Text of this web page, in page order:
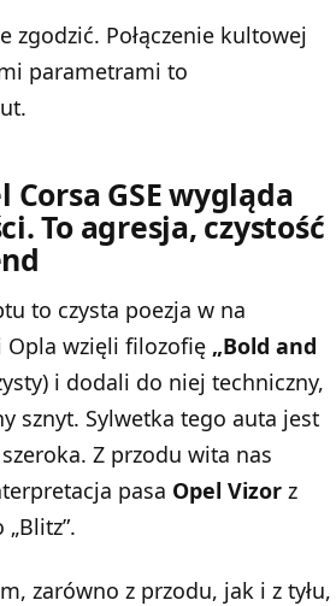
zgodzić. Połączenie kultowej
parametrami to
GSE wygląda
To agresja, czystość
to czysta poezja w na
Opla wzięli filozofię „Bold and
i dodali do niej techniczny,
sznyt. Sylwetka tego auta jest
Z przodu wita nas
pasa Opel Vizor z
zarówno z przodu, jak i z tyłu,